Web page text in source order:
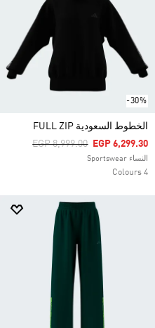
-30%
الخطوط السعودية FULL ZIP
Price Reduced From
EGP 8,999.00ToEGP 6,299.30
النساء Sportswear
4 Colours